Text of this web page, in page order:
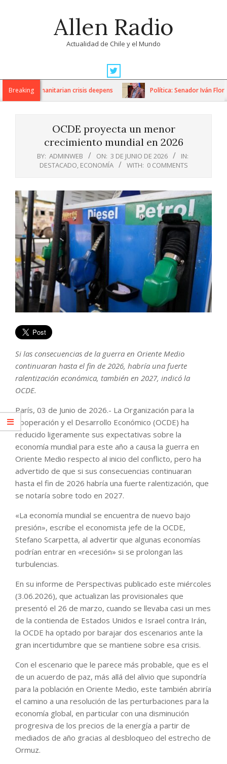
Allen Radio
Actualidad de Chile y el Mundo
Navigation
MenuBreaking
as humanitarian crisis deepens Política: Senador Iván Flores
OCDE proyecta un menor
crecimiento mundial en 2026
BY: ADMINWEB ON: 3 DE JUNIO DE 2026
IN:
DESTACADO, ECONOMÍA WITH: 0 COMMENTS
Si las consecuencias de la guerra en Oriente Medio
continuaran hasta el fin de 2026, habría una fuerte
ralentización económica, también en 2027, indicó la
OCDE.
París, 03 de Junio de 2026.- La Organización para la
Cooperación y el Desarrollo Económico (OCDE) ha
reducido ligeramente sus expectativas sobre la
economía mundial para este año a causa la guerra en
Oriente Medio respecto al inicio del conflicto, pero ha
advertido de que si sus consecuencias continuaran
hasta el fin de 2026 habría una fuerte ralentización, que
se notaría sobre todo en 2027.
«La economía mundial se encuentra de nuevo bajo
presión», escribe el economista jefe de la OCDE,
Stefano Scarpetta, al advertir que algunas economías
podrían entrar en «recesión» si se prolongan las
turbulencias.
En su informe de Perspectivas publicado este miércoles
(3.06.2026), que actualizan las provisionales que
presentó el 26 de marzo, cuando se llevaba casi un mes
de la contienda de Estados Unidos e Israel contra Irán,
la OCDE ha optado por barajar dos escenarios ante la
gran incertidumbre que se mantiene sobre esa crisis.
Con el escenario que le parece más probable, que es el
de un acuerdo de paz, más allá del alivio que supondría
para la población en Oriente Medio, este también abriría
el camino a una resolución de las perturbaciones para la
economía global, en particular con una disminución
progresiva de los precios de la energía a partir de
mediados de año gracias al desbloqueo del estrecho de
Ormuz.